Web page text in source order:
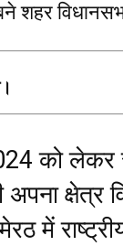
शहर
को लेकर
क्षेत्र
में